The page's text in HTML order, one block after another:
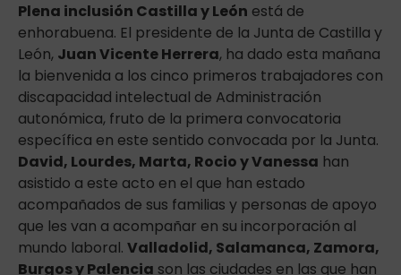
Plena inclusión Castilla y León está de
enhorabuena. El presidente de la Junta de Castilla y
León, Juan Vicente Herrera, ha dado esta mañana
la bienvenida a los cinco primeros trabajadores con
discapacidad intelectual de Administración
autonómica, fruto de la primera convocatoria
específica en este sentido convocada por la Junta.
David, Lourdes, Marta, Rocio y Vanessa han
asistido a este acto en el que han estado
acompañados de sus familias y personas de apoyo
que les van a acompañar en su incorporación al
mundo laboral. Valladolid, Salamanca, Zamora,
Burgos y Palencia son las ciudades en las que han